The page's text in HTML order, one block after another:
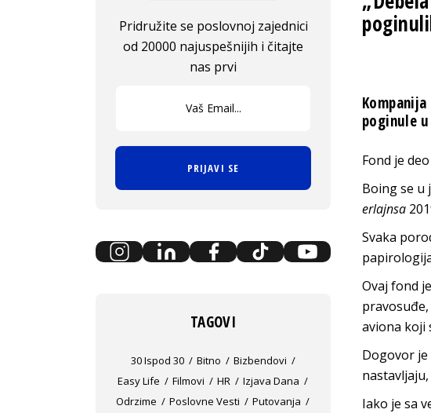
poginule
Fond je
Boing se u
erlajnsa
Svaka
Ovaj fond
aviona koji
Dogovor
Iako je sa
Pridružite se poslovnoj zajednici
od 20000 najuspešnijih i čitajte
nas prvi
PRIJAVI SE
TAGOVI
30 Ispod 30 Bitno
Bizbendovi
Easy Life
Filmovi HR
Izjava Dana
Odrzime
Poslovne Vesti
Putovanja